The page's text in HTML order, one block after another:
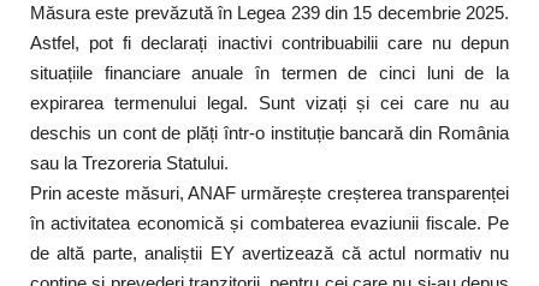
Măsura este prevăzută în Legea 239 din 15 decembrie 2025.
Astfel, pot fi declarați inactivi contribuabilii care nu depun
situațiile financiare anuale în termen de cinci luni de la
expirarea termenului legal. Sunt vizați și cei care nu au
deschis un cont de plăți într-o instituție bancară din România
sau la Trezoreria Statului.
Prin aceste măsuri, ANAF urmărește creșterea transparenței
în activitatea economică și combaterea evaziunii fiscale. Pe
de altă parte, analiștii EY avertizează că actul normativ nu